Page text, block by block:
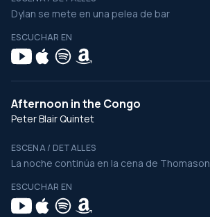
Dylan se mete en una pelea de bar
ESCUCHAR EN
Afternoon in the Congo
Peter Blair Quintet
ESCENA / DETALLES
La noche continúa en la cena de Thomason
ESCUCHAR EN